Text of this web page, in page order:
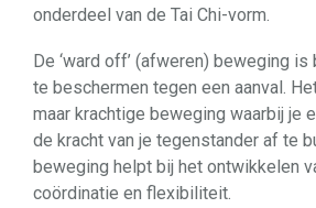
onderdeel van de Tai Chi-vorm.
De ‘ward off’ (afweren) beweging
te beschermen tegen een aanval.
maar krachtige beweging waarbij je
de kracht van je tegenstander af te
beweging helpt bij het ontwikkelen
coördinatie en flexibiliteit.